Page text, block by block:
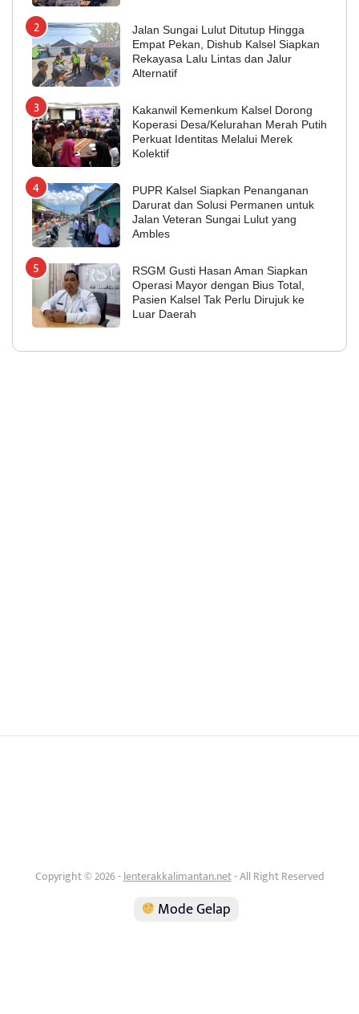
Jalan Sungai Lulut Ditutup Hingga
Empat Pekan, Dishub Kalsel Siapkan
Rekayasa Lalu Lintas dan Jalur
Alternatif
Kakanwil Kemenkum Kalsel Dorong
Koperasi Desa/Kelurahan Merah Putih
Perkuat Identitas Melalui Merek
Kolektif
PUPR Kalsel Siapkan Penanganan
Darurat dan Solusi Permanen untuk
Jalan Veteran Sungai Lulut yang
Ambles
RSGM Gusti Hasan Aman Siapkan
Operasi Mayor dengan Bius Total,
Pasien Kalsel Tak Perlu Dirujuk ke
Luar Daerah
Copyright © 2026 -lenterakkalimantan.net- All Right Reserved
Mode Gelap